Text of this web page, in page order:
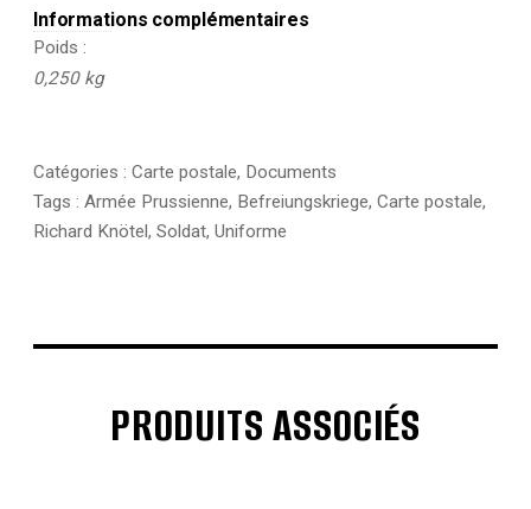
Informations complémentaires
Poids
0,250 kg
Catégories : Carte postale, Documents
Tags : Armée Prussienne, Befreiungskriege, Carte postale,
Richard Knötel, Soldat, Uniforme
PRODUITS ASSOCIÉS